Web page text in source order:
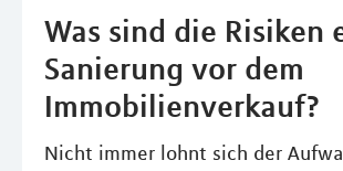
Was sind die Risiken
Sanierung vor dem
Immobilienverkauf?
Nicht immer lohnt sich der